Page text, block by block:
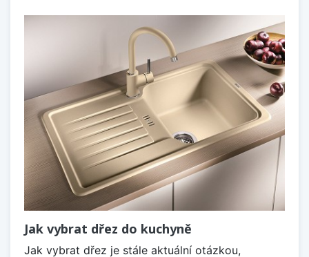
Jak vybrat dřez do kuchyně
Jak vybrat dřez je stále aktuální otázkou,